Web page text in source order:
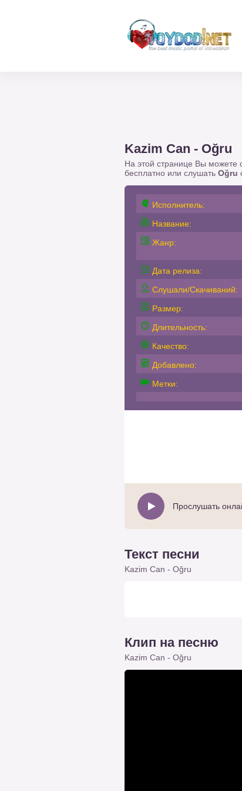
Kazim Can - Oğru
На этой странице Вы можете
бесплатно или слушать Oğru
Исполнитель:
Название:
Жанр:
Дата релиза:
Слушали/Скачиваний:
Размер:
Длительность:
Качество:
Добавлено:
Метки:
Прослушать
Текст песни
Kazim Can - Oğru
Клип на песню
Kazim Can - Oğru